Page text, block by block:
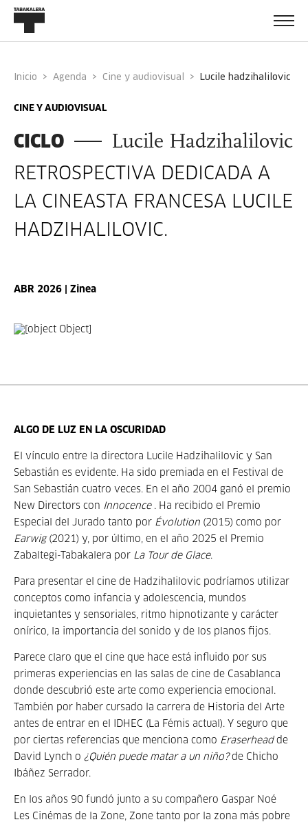
Inicio Agenda Cine y audiovisual lucile hadzihalilovic
CINE Y AUDIOVISUAL
CICLO Lucile Hadzihalilovic
RETROSPECTIVA DEDICADA A
LA CINEASTA FRANCESA LUCILE
HADZIHALILOVIC.
ABR 2026 | Zinea
ALGO DE LUZ EN LA OSCURIDAD
El vínculo entre la directora Lucile Hadzihalilovic y San
Sebastián es evidente. Ha sido premiada en el Festival de
San Sebastián cuatro veces. En el año 2004 ganó el premio
New Directors con Innocence . Ha recibido el Premio
Especial del Jurado tanto por Évolution (2015) como por
Earwig (2021) y, por último, en el año 2025 el Premio
Zabaltegi-Tabakalera por La Tour de Glace.
Para presentar el cine de Hadzihalilovic podríamos utilizar
conceptos como infancia y adolescencia, mundos
inquietantes y sensoriales, ritmo hipnotizante y carácter
onírico, la importancia del sonido y de los planos fijos.
Parece claro que el cine que hace está influido por sus
primeras experiencias en las salas de cine de Casablanca
donde descubrió este arte como experiencia emocional.
También por haber cursado la carrera de Historia del Arte
antes de entrar en el IDHEC (La Fémis actual). Y seguro que
por ciertas referencias que menciona como Eraserhead de
David Lynch o ¿Quién puede matar a un niño?de Chicho
Ibáñez Serrador.
En los años 90 fundó junto a su compañero Gaspar Noé
Les Cinémas de la Zone, Zone tanto por la zona más pobre